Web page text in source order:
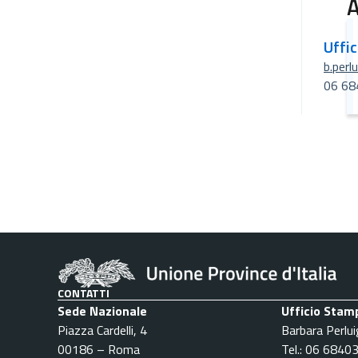
06
CONTATTI
Sede Nazionale
Piazza Cardelli, 4
00186 – Roma
Ufficio
Barbara
Tel.: 06